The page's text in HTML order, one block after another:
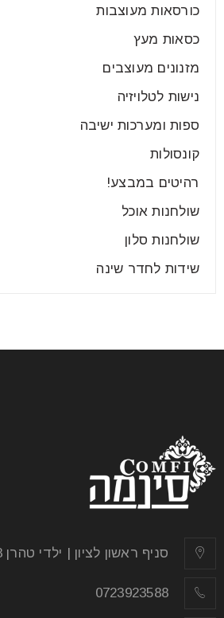
קרא עוד
שולחנות פינת אוכל נפתחים
קרא עוד
כורסאות מעוצבות
כסאות מעץ
מזנונים מעוצבים
נישות לטלויזיה
ספות ומערכות ישיבה
קונסולות
רהיטים במבצע!
שולחנות אוכל
שולחנות סלון
שידות לחדר שינה
סניף ראשון לציון | ילדי טהרן 8, מתחם "gigi's"
0723923588